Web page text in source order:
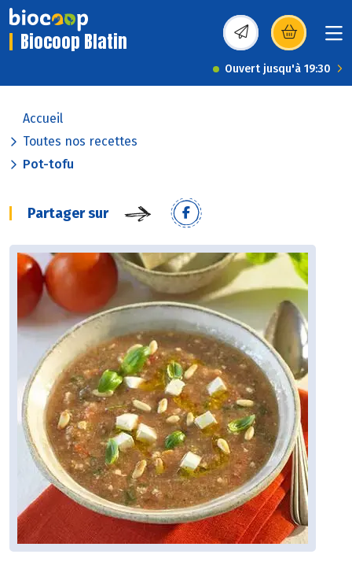
Biocoop Blatin (s’ouvre dans une
Ouvert jusqu'à 19:30
Accueil
Toutes nos recettes
Pot-tofu
Partager sur